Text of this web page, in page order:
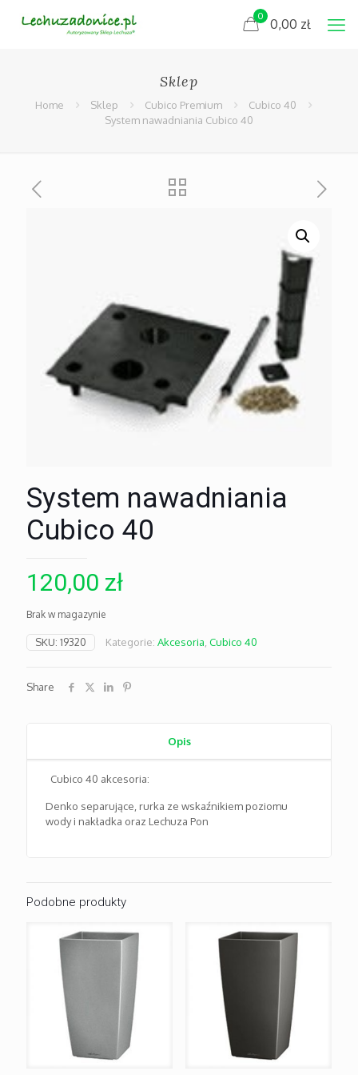
0 0,00 zł
Sklep
Home Sklep Cubico Premium
Cubico 40
System nawadniania Cubico 40
System nawadniania
Cubico 40
120,00 zł
Brak w magazynie
SKU: 19320 Kategorie: Akcesoria Cubico 40
Share
Opis
Cubico 40 akcesoria:
Denko separujące, rurka ze wskaźnikiem poziomu
wody i nakładka oraz Lechuza Pon
Podobne produkty